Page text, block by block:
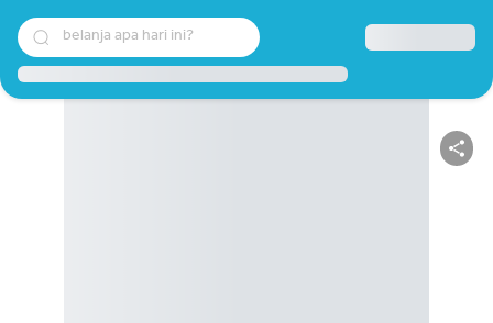
belanja apa hari ini?